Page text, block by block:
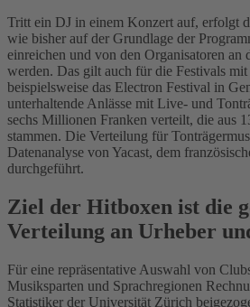
Tritt ein DJ in einem Konzert auf, erfolgt
wie bisher auf der Grundlage der
einreichen und von den Organisatoren
werden. Das gilt auch für die Festivals
beispielsweise das Electron Festival in
unterhaltende Anlässe mit Live- und
sechs Millionen Franken verteilt, die aus
stammen. Die Verteilung für
Datenanalyse von Yacast, dem
durchgeführt.
Ziel der Hitboxen ist die
Verteilung an Urheber
Für eine repräsentative Auswahl von
Musiksparten und Sprachregionen
Statistiker der Universität Zürich